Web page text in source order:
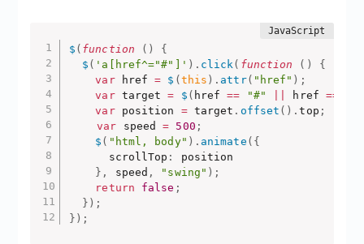
$ ( function ( )
{
$ ( 'a[href^="#"]' ) . click ( function ( )
{
var href = $ ( this ) . attr( "href" ) ;
var target = $ ( href == "#" href ==
var position = target . offset ( ) .top ;
var speed = 500 ;
$ ( "html, body" ) . animate ( {
      scrollTop
:
position
} , speed , "swing" ) ;
return
false ;
} ) ;
} ) ;